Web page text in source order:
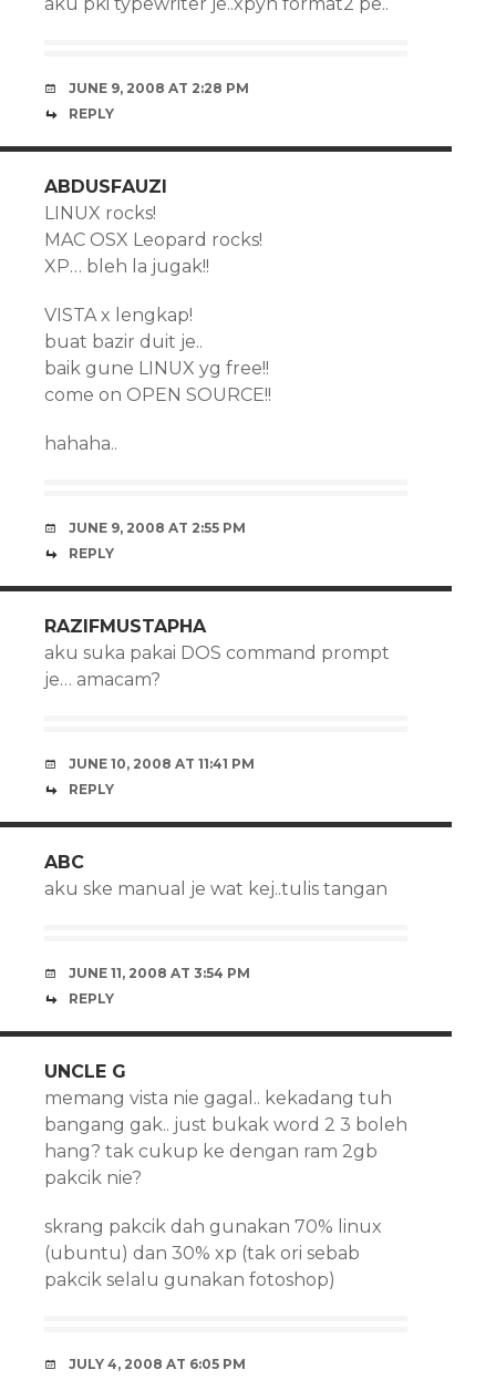
JUNE 9, 2008 AT 2:28 PM
REPLY
ABDUSFAUZI
LINUX rocks!
MAC OSX Leopard rocks!
XP… bleh la jugak!!
VISTA x lengkap!
buat bazir duit je..
baik gune LINUX yg free!!
come on OPEN SOURCE!!
hahaha..
JUNE 9, 2008 AT 2:55 PM
REPLY
RAZIFMUSTAPHA
aku suka pakai DOS command prompt
je… amacam?
JUNE 10, 2008 AT 11:41 PM
REPLY
ABC
aku ske manual je wat kej..tulis tangan
JUNE 11, 2008 AT 3:54 PM
REPLY
UNCLE G
memang vista nie gagal.. kekadang tuh
bangang gak.. just bukak word 2 3 boleh
hang? tak cukup ke dengan ram 2gb
pakcik nie?
skrang pakcik dah gunakan 70% linux
(ubuntu) dan 30% xp (tak ori sebab
pakcik selalu gunakan fotoshop)
JULY 4, 2008 AT 6:05 PM